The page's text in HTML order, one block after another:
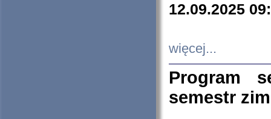
12.09.2025
więcej...
Program
semestr